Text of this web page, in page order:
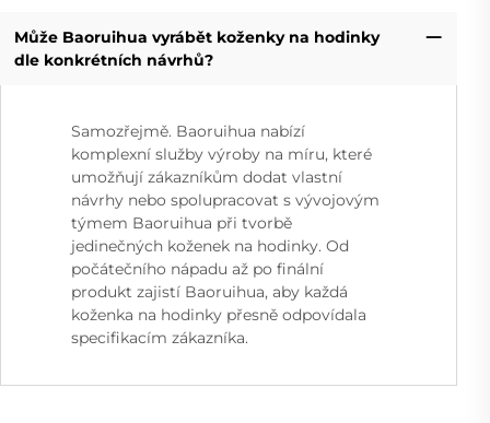
Může Baoruihua vyrábět koženky na hodinky
dle konkrétních návrhů?
Samozřejmě. Baoruihua nabízí
komplexní služby výroby na míru, které
umožňují zákazníkům dodat vlastní
návrhy nebo spolupracovat s vývojovým
týmem Baoruihua při tvorbě
jedinečných koženek na hodinky. Od
počátečního nápadu až po finální
produkt zajistí Baoruihua, aby každá
koženka na hodinky přesně odpovídala
specifikacím zákazníka.